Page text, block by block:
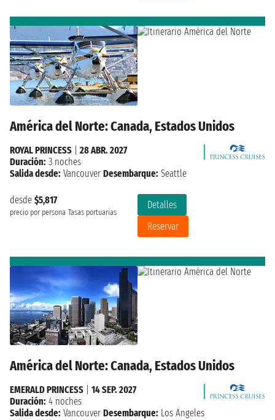
América del Norte: Canada, Estados Unidos
desde $5,817
precio por persona Tasas portuarias
Detalles
Reservar
ROYAL PRINCESS
28 ABR. 2027
Duración: 3 noches
Salida desde: Vancouver Desembarque: Seattle
América del Norte: Canada, Estados Unidos
EMERALD PRINCESS
14 SEP. 2027
Duración: 4 noches
Salida desde: Vancouver Desembarque: Los Angeles